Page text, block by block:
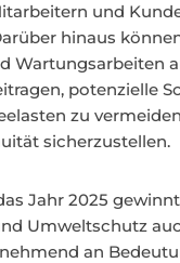
und
hinaus
Wartungsarbeiten
potenzielle
zu
sicherzustellen.
Jahr 2025
Umweltschutz
an